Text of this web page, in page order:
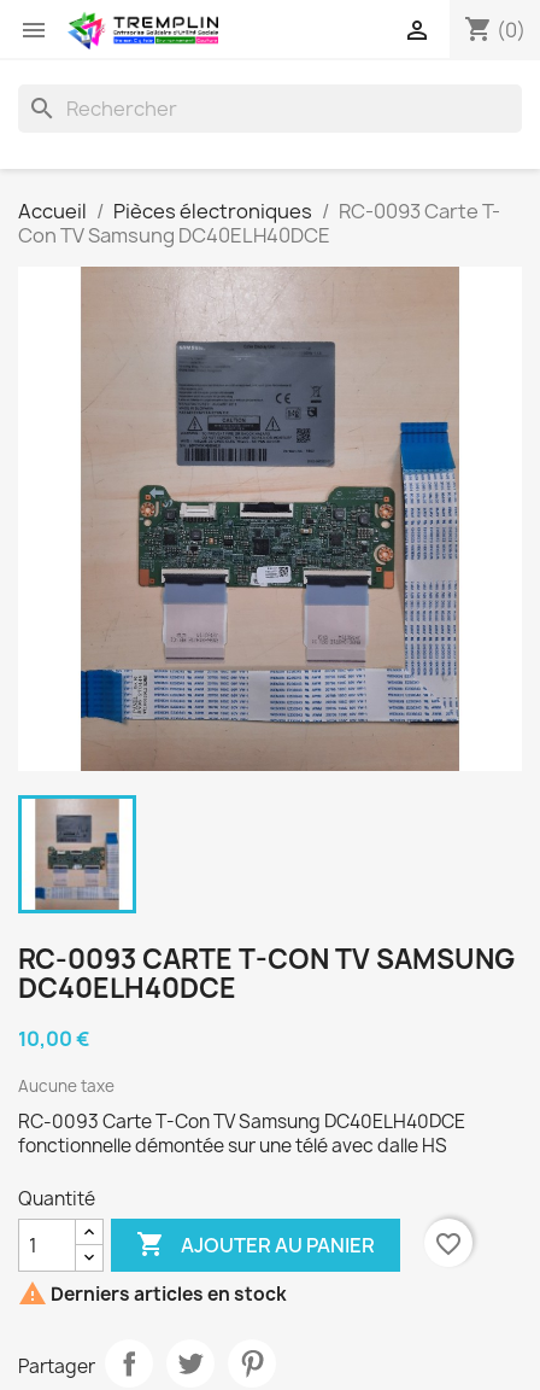
 shopping_cart (0)

search
Accueil Pièces électroniques
RC-0093 Carte T-
Con TV Samsung DC40ELH40DCE
RC-0093 CARTE T-CON TV SAMSUNG
DC40ELH40DCE
10,00 €
Aucune taxe
RC-0093 Carte T-Con TV Samsung DC40ELH40DCE
fonctionnelle démontée sur une télé avec dalle HS
Quantité
 AJOUTER AU PANIER
favorite_border
 Derniers articles en stock
Partager